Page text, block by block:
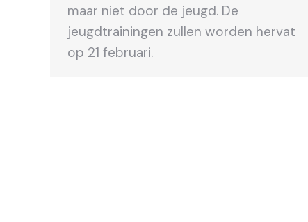
maar niet door de jeugd. De
jeugdtrainingen zullen worden hervat
op 21 februari.